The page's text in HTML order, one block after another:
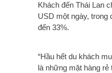
Khách đến Thái Lan
USD một ngày, trong
đến 33%.
“Hầu hết du khách
là những mặt hàng